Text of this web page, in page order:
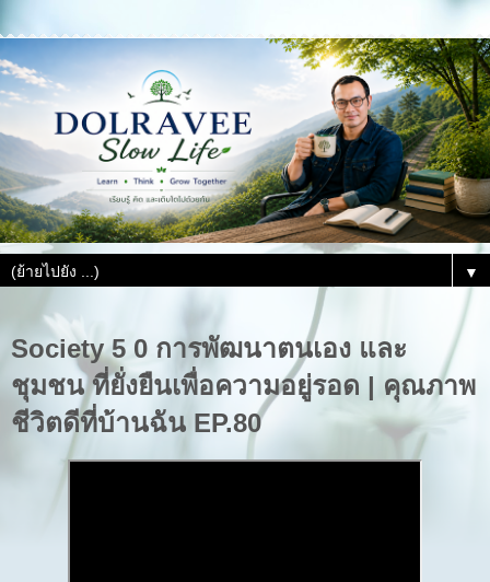
▼
Society 5 0 การพัฒนาตนเอง และ
ชุมชน ที่ยั่งยืนเพื่อความอยู่รอด | คุณภาพ
ชีวิตดีที่บ้านฉัน EP.80